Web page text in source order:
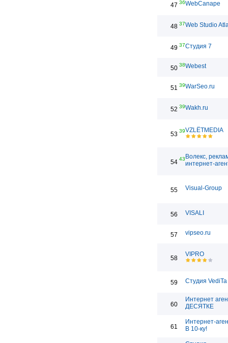
47 36WebCanape
48 37Web Studio
49 37Студия 7
50 38Webest
51 39WarSeo.ru
52 39Wakh.ru
53 39VZLЁTMEDIA
54 43 Волекс,
интернет-
55 Visual-Group
56 VISALI
57 vipseo.ru
58
VIPRO
59 Студия VediTa
60
Интернет
ДЕСЯТКЕ
61
Интернет-
В 10-ку!